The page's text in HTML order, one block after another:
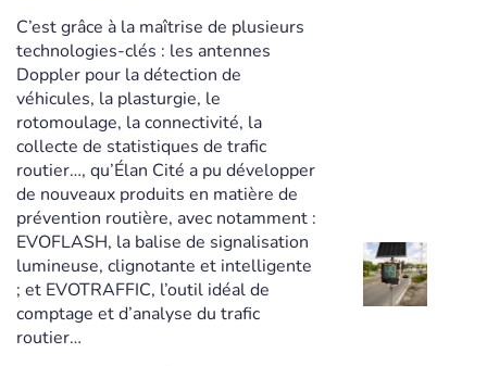
C’est grâce à la maîtrise de plusieurs
technologies-clés : les antennes
Doppler pour la détection de
véhicules, la plasturgie, le
rotomoulage, la connectivité, la
collecte de statistiques de trafic
routier…, qu’Élan Cité a pu développer
de nouveaux produits en matière de
prévention routière, avec notamment :
EVOFLASH, la balise de signalisation
lumineuse, clignotante et intelligente
; et EVOTRAFFIC, l’outil idéal de
comptage et d’analyse du trafic
routier…